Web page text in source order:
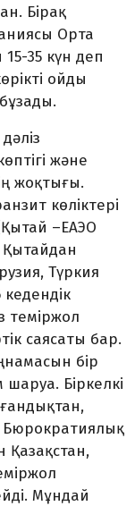
Бірақ
Орта
35 күн деп
ойды
және
жоқтығы.
көліктері
–ЕАЭО
Қытайдан
Түркия
теміржол
саясаты бар.
бір
Бір­келкі
Бюрократиялық
Қазақстан,
Мұндай